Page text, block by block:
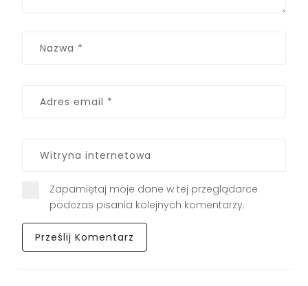
Zapamiętaj moje dane w tej przeglądarce
podczas pisania kolejnych komentarzy.